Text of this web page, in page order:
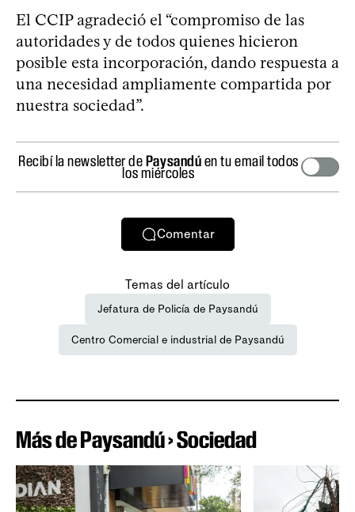
El CCIP agradeció el “compromiso de las
autoridades y de todos quienes hicieron
posible esta incorporación, dando respuesta a
una necesidad ampliamente compartida por
nuestra sociedad”.
Recibí la newsletter dePaysandúen tu email todos
los miércoles
Comentar
Temas del artículo
Jefatura de Policía de Paysandú
Centro Comercial e industrial de Paysandú
Más de Paysandú › Sociedad